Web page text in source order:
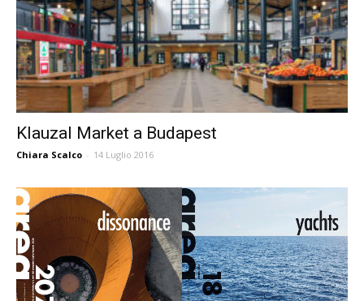
Klauzal Market a Budapest
Chiara Scalco - 14 Luglio 2016